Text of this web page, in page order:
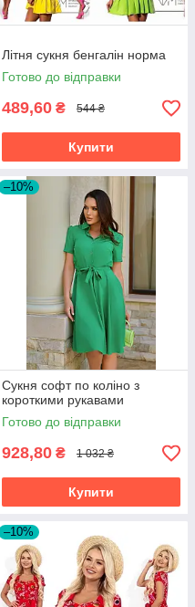
Літня сукня бенгалін норма
Готово до відправки
489,60 ₴ 544 ₴
Купити
–10%
Сукня софт по коліно з
короткими рукавами
Готово до відправки
928,80 ₴ 1 032 ₴
Купити
–10%